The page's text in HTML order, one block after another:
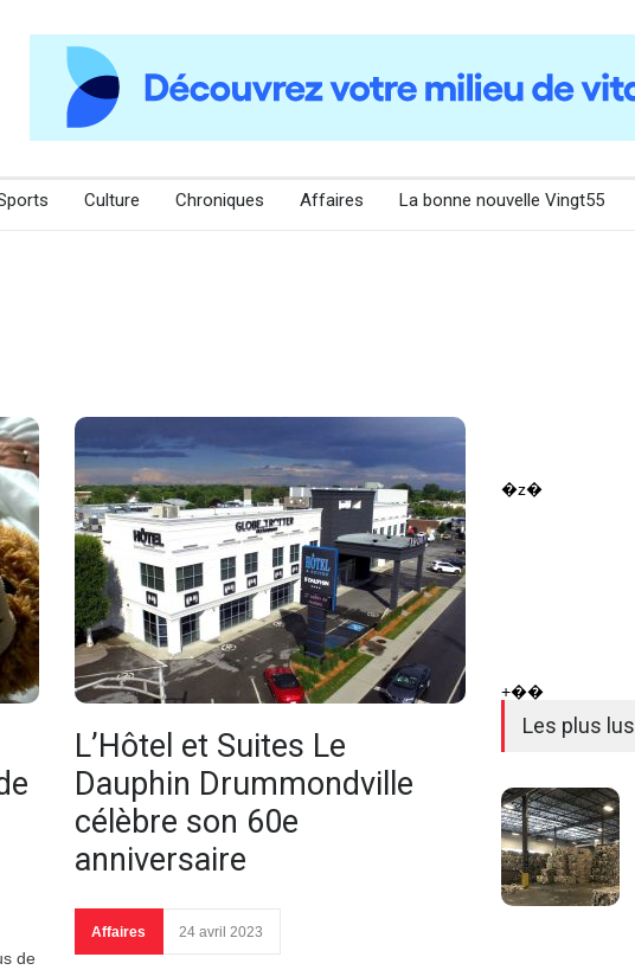
Culture Chroniques Affaires La bonne nouvelle Vingt55
de
L’Hôtel et Suites Le
Dauphin Drummondville
célèbre son 60e
anniversaire
Affaires 24 avril 2023
�z�
+��
Les plus lus